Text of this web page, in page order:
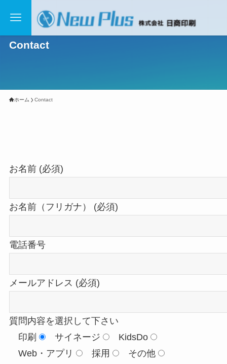
Contact
ホーム Contact
お名前 (必須)
お名前（フリガナ） (必須)
電話番号
メールアドレス (必須)
質問内容を選択して下さい
印刷
サイネージ
KidsDo
Web・アプリ
採用
その他